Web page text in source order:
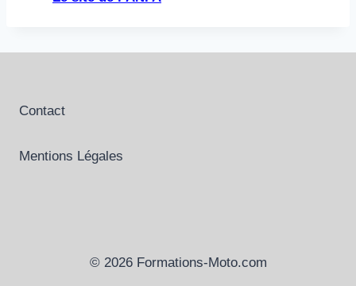
Contact
Mentions Légales
© 2026 Formations-Moto.com